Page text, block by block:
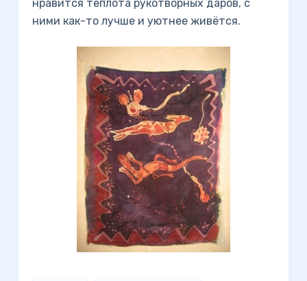
нравится теплота рукотворных даров, с
ними как-то лучше и уютнее живётся.